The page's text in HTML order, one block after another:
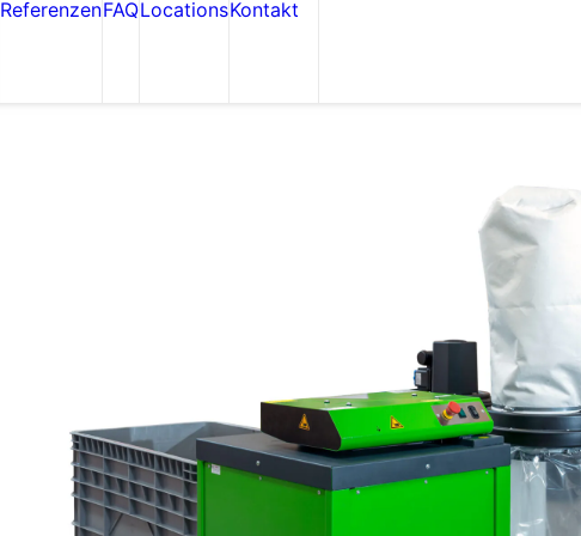
ReferenzenFAQLocationsKontakt